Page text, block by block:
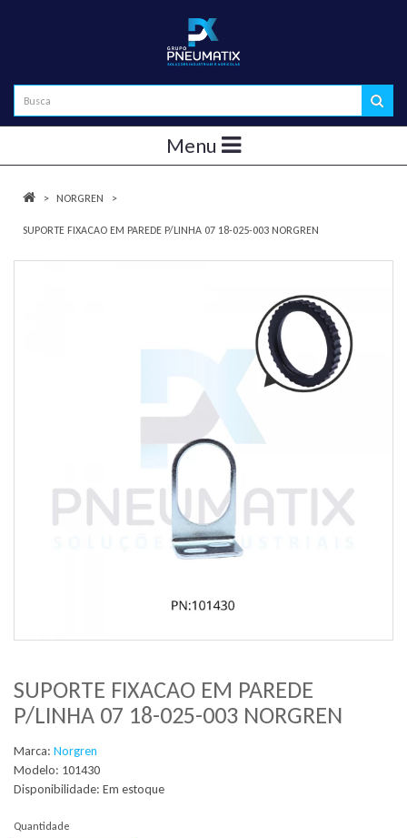
Menu
NORGREN
SUPORTE FIXACAO EM PAREDE P/LINHA 07 18-025-003 NORGREN
SUPORTE FIXACAO EM PAREDE
P/LINHA 07 18-025-003 NORGREN
Marca: Norgren
Modelo: 101430
Disponibilidade: Em estoque
Quantidade